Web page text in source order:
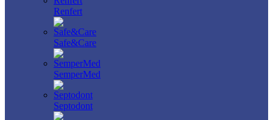
Renfert
Safe&Care
SemperMed
Septodont